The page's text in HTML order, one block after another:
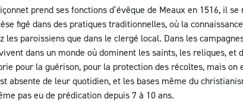
prend ses fonctions d’évêque de Meaux en 1516, il
figé dans des pratiques traditionnelles, où la
les paroissiens que dans le clergé local. Dans les
dans un monde où dominent les saints, les reliques, et
pour la guérison, pour la protection des récoltes, mais on
absente de leur quotidien, et les bases même du
pas eu de prédication depuis 7 à 10 ans.